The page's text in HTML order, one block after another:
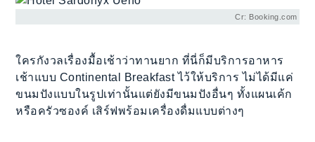
Cr: Booking.com
ใครกังวลเรื่องมื้อเช้าว่าทานยาก ที่นี่ก็มีบริการอาหาร
เช้าแบบ Continental Breakfast ไว้ให้บริการ ไม่ได้มีแค่
ขนมปังแบบในรูปเท่านั้นแต่ยังมีขนมปังอื่นๆ ทั้งแผนเค้ก
หรือครัวซองค์ เสิร์ฟพร้อมเครื่องดื่มแบบต่างๆ